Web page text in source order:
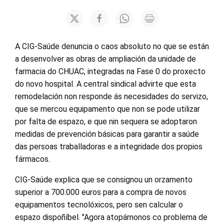
A CIG-Saúde denuncia o caos absoluto no que se están
a desenvolver as obras de ampliación da unidade de
farmacia do CHUAC, integradas na Fase 0 do proxecto
do novo hospital. A central sindical advirte que esta
remodelación non responde ás necesidades do servizo,
que se mercou equipamento que non se pode utilizar
por falta de espazo, e que nin sequera se adoptaron
medidas de prevención básicas para garantir a saúde
das persoas traballadoras e a integridade dos propios
fármacos.
CIG-Saúde explica que se consignou un orzamento
superior a 700.000 euros para a compra de novos
equipamentos tecnolóxicos, pero sen calcular o
espazo dispoñíbel. "Agora atopámonos co problema de